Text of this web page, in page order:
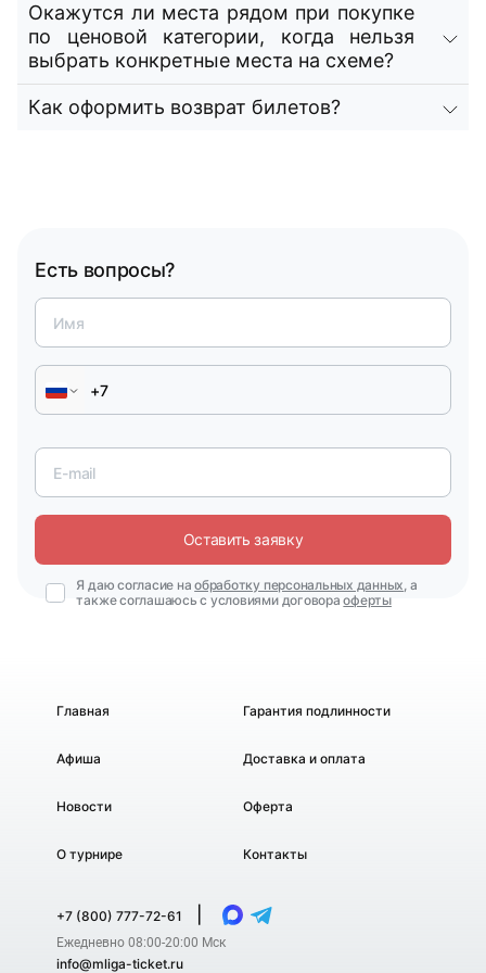
Окажутся ли места рядом при покупке
по ценовой категории, когда нельзя
выбрать конкретные места на схеме?
Как оформить возврат билетов?
Есть вопросы?
Оставить заявку
Я даю согласие наобработку персональных данных, а
также соглашаюсь с условиями договораоферты
Главная
Афиша
Новости
О турнире
Гарантия подлинности
Доставка и оплата
Оферта
Контакты
+7 (800) 777-72-61
Ежедневно 08:00-20:00 Мск
info@mliga-ticket.ru